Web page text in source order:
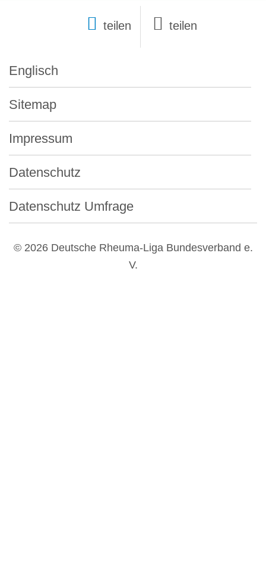
teilen
© 2026 Deutsche Rheuma-Liga Bundesverband e.
V.
Englisch
Sitemap
Impressum
Datenschutz
Datenschutz Umfrage